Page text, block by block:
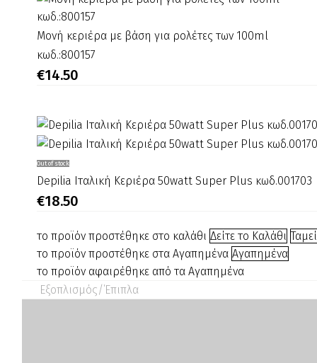
Μονή
κεριέρα
με
ρολέτες
των
100ml
κωδ.:800157
Μονή κεριέρα με βάση για ρολέτες των 100ml
κωδ.:800157
€14.50
Depilia
Ιταλική
Κεριέρα
Super
Plus
κωδ.001703
Out of stock
Depilia Ιταλική Κεριέρα 50watt Super Plus κωδ.001703
€18.50
το προϊόν προστέθηκε στο καλάθι Δείτε το Καλάθι
το προϊόν προστέθηκε στα Αγαπημένα Αγαπημένα
το προϊόν αφαιρέθηκε από τα Αγαπημένα
Εξοπλισμός/΄Επιπλα